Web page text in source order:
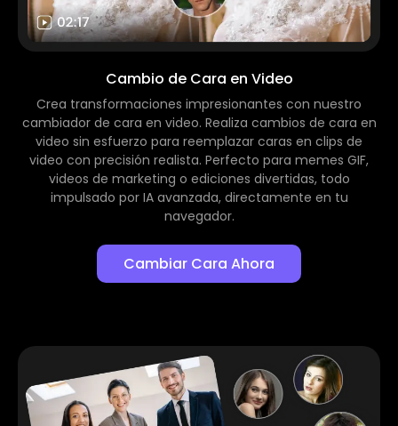
Cambio de Cara en Video
Crea transformaciones impresionantes con nuestro
cambiador de cara en video. Realiza cambios de cara en
video sin esfuerzo para reemplazar caras en clips de
video con precisión realista. Perfecto para memes GIF,
videos de marketing o ediciones divertidas, todo
impulsado por IA avanzada, directamente en tu
navegador.
Cambiar Cara Ahora